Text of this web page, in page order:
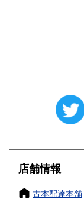
大阪府
奈良県
店舗情報
古本配達本舗